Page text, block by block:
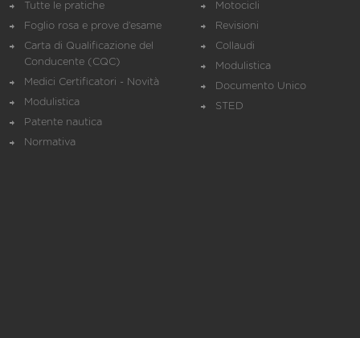
Tutte le pratiche
Foglio rosa e prove d’esame
Carta di Qualificazione del
Conducente (CQC)
Medici Certificatori - Novità
Modulistica
Patente nautica
Normativa
Motocicli
Revisioni
Collaudi
Modulistica
Documento Unico
STED